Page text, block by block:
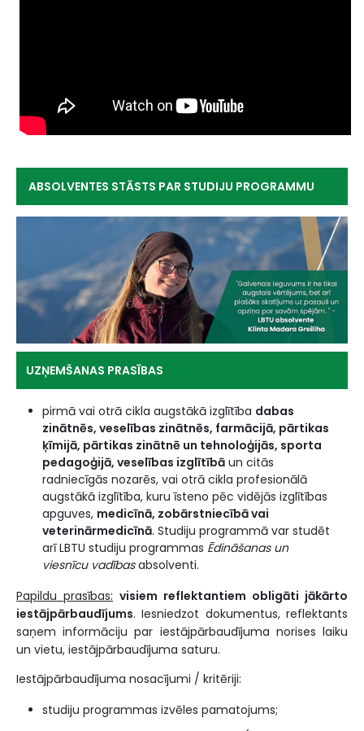
ABSOLVENTES STĀSTS PAR STUDIJU PROGRAMMU
UZŅEMŠANAS PRASĪBAS
pirmā vai otrā cikla augstākā izglītība dabas
zinātnēs, veselības zinātnēs, farmācijā, pārtikas
ķīmijā, pārtikas zinātnē un tehnoloģijās, sporta
pedagoģijā, veselības izglītībā un citās
radniecīgās nozarēs, vai otrā cikla profesionālā
augstākā izglītība, kuru īsteno pēc vidējās izglītības
apguves, medicīnā, zobārstniecībā vai
veterinārmedicīnā. Studiju programmā var studēt
arī LBTU studiju programmas Ēdināšanas un
viesnīcu vadībasabsolventi.
Papildu prasības: visiem reflektantiem obligāti jākārto
iestājpārbaudījums. Iesniedzot dokumentus, reflektants
saņem informāciju par iestājpārbaudījuma norises laiku
un vietu, iestājpārbaudījuma saturu.
Iestājpārbaudījuma nosacījumi / kritēriji:
studiju programmas izvēles pamatojums;